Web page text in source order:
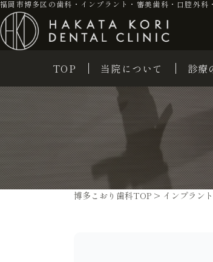
福岡市博多区の歯科・インプラント・審美歯科・口腔外科
TOP 当院について 診療
博多こおり歯科TOP > インプラン